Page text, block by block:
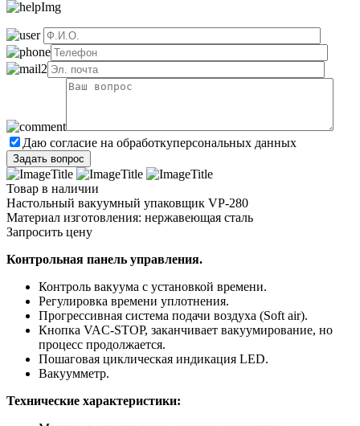
Даю согласие на обработкуперсональных данных
Товар в наличии
Настольный вакуумный упаковщик VP-280
Материал изготовления: нержавеющая сталь
Запросить цену
Контрольная панель управления.
Контроль вакуума с установкой времени.
Регулировка времени уплотнения.
Прогрессивная система подачи воздуха (Soft air).
Кнопка VAC-STOP, заканчивает вакуумирование, но
процесс продолжается.
Пошаговая циклическая индикация LED.
Вакуумметр.
Технические характеристики: